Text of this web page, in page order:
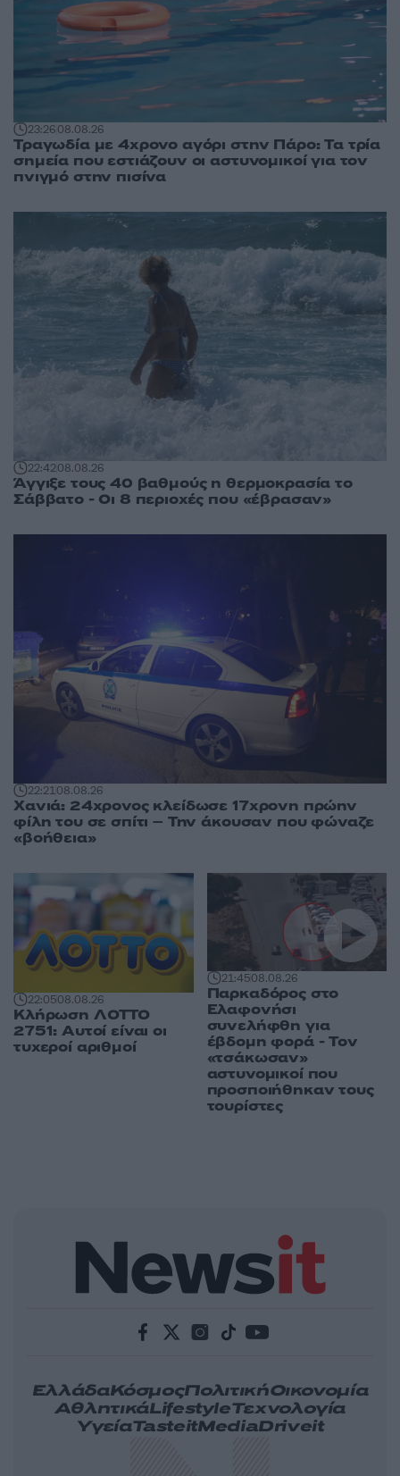
23:2608.08.26
Τραγωδία με 4χρονο αγόρι στην Πάρο: Τα τρία
σημεία που εστιάζουν οι αστυνομικοί για τον
πνιγμό στην πισίνα
22:4208.08.26
Άγγιξε τους 40 βαθμούς η θερμοκρασία το
Σάββατο - Οι 8 περιοχές που «έβρασαν»
22:2108.08.26
Χανιά: 24χρονος κλείδωσε 17χρονη πρώην
φίλη του σε σπίτι – Την άκουσαν που φώναζε
«βοήθεια»
22:0508.08.26
Κλήρωση ΛΟΤΤΟ
2751: Αυτοί είναι οι
τυχεροί αριθμοί
21:4508.08.26
Παρκαδόρος στο
Ελαφονήσι
συνελήφθη για
έβδομη φορά - Τον
«τσάκωσαν»
αστυνομικοί που
προσποιήθηκαν τους
τουρίστες
ΕλλάδαΚόσμοςΠολιτικήΟικονομία
ΑθλητικάLifestyleΤεχνολογία
ΥγείαTasteitMediaDriveit